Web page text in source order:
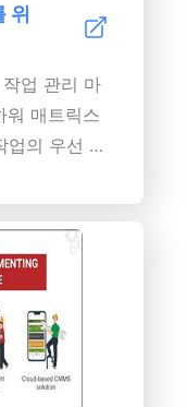
파고듭니다.
려한 소비
필수적인 터
제를 강조합
위
업 관리 마
워 매트릭스
업의 우선 순
산성을 어
보세요. 작업
트릭스의 이
하는 방법에
트레스를
매트릭스,
위, 시간 관
업 개발,